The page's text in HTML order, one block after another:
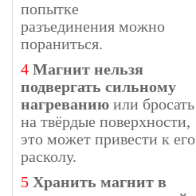
попытке
разъединения можно
пораниться.
4 Магнит нельзя
подвергать сильному
нагреванию или бросать
на твёрдые поверхности,
это может привести к его
расколу.
5 Хранить магнит в